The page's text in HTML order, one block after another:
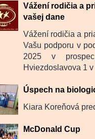
Vážení rodičia a
vašej dane
Vážení rodičia a
Vašu podporu v
2025 v
Hviezdoslavova 1
Úspech na
Kiara Koreňová
McDonald Cup